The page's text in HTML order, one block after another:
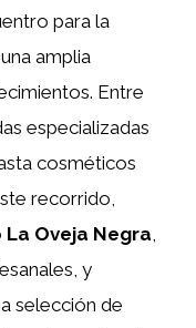
para la
amplia
Entre
especializadas
cosméticos
recorrido,
La Oveja Negra,
y
selección de